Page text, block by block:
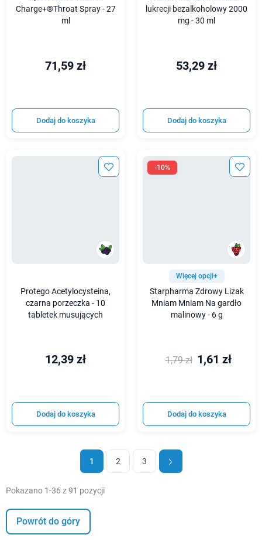
Charge+®Throat Spray - 27
ml
71,59 zł
Dodaj do koszyka
lukrecji bezalkoholowy 2000
mg - 30 ml
53,29 zł
Dodaj do koszyka
Protego Acetylocysteina,
czarna porzeczka - 10
tabletek musujących
12,39 zł
Dodaj do koszyka
-10%
Więcej opcji+
Starpharma Zdrowy Lizak
Mniam Mniam Na gardło
malinowy - 6 g
1,79 zł 1,61 zł
Dodaj do koszyka
1 2 3
Pokazano 1-36 z 91 pozycji
Powrót do góry